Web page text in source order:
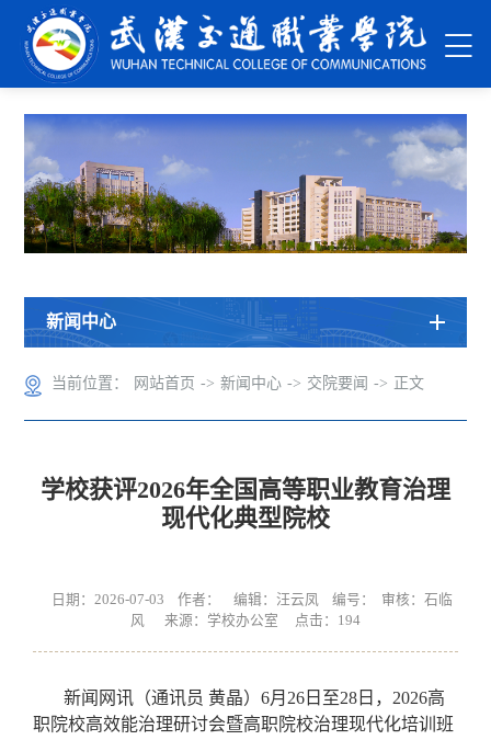
新闻中心
当前位置： 网站首页 -> 新闻中心 -> 交院要闻 -> 正文
学校获评2026年全国高等职业教育治理
现代化典型院校
日期：2026-07-03 作者： 编辑：汪云凤 编号： 审核：石临
风 来源：学校办公室 点击： 194
新闻网讯（通讯员 黄晶）6月26日至28日，2026高
职院校高效能治理研讨会暨高职院校治理现代化培训班